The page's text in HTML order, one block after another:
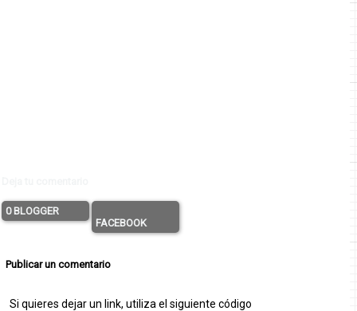
0 BLOGGER
FACEBOOK
Publicar un comentario
Si quieres dejar un link, utiliza el siguiente código